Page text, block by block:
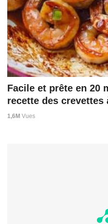
Facile et prête en 20
recette des crevettes
1,6M Vues